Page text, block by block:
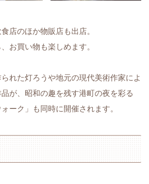
店のほか物販店も出店。
お買い物も楽しめます。
れた灯ろうや地元の現代美術作家によ
が、昭和の趣を残す港町の夜を彩る
ォーク」も同時に開催されます。